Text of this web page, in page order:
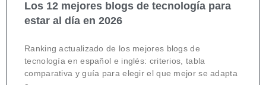
Los 12 mejores blogs de tecnología para
estar al día en 2026
Ranking actualizado de los mejores blogs de
tecnología en español e inglés: criterios, tabla
comparativa y guía para elegir el que mejor se adapta